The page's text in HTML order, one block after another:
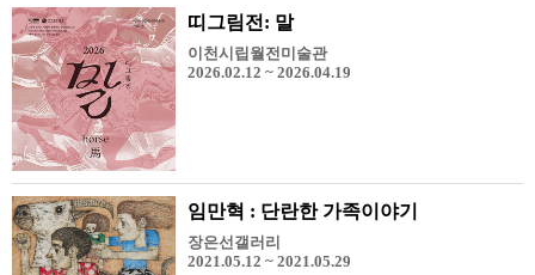
띠그림전: 말
이천시립월전미술관
2026.02.12 ~ 2026.04.19
임만혁 : 단란한 가족이야기
장은선갤러리
2021.05.12 ~ 2021.05.29